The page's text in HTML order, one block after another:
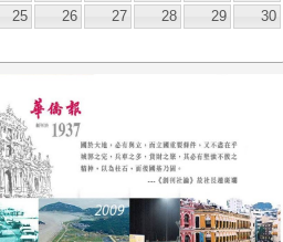
25 26 27 28 29
30